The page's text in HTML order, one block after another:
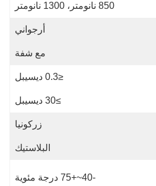
850 نانومتر، 1300 نانومتر
أرجواني
مع شفة
≤0.3 ديسيبل
≥30 ديسيبل
زركونيا
البلاستيك